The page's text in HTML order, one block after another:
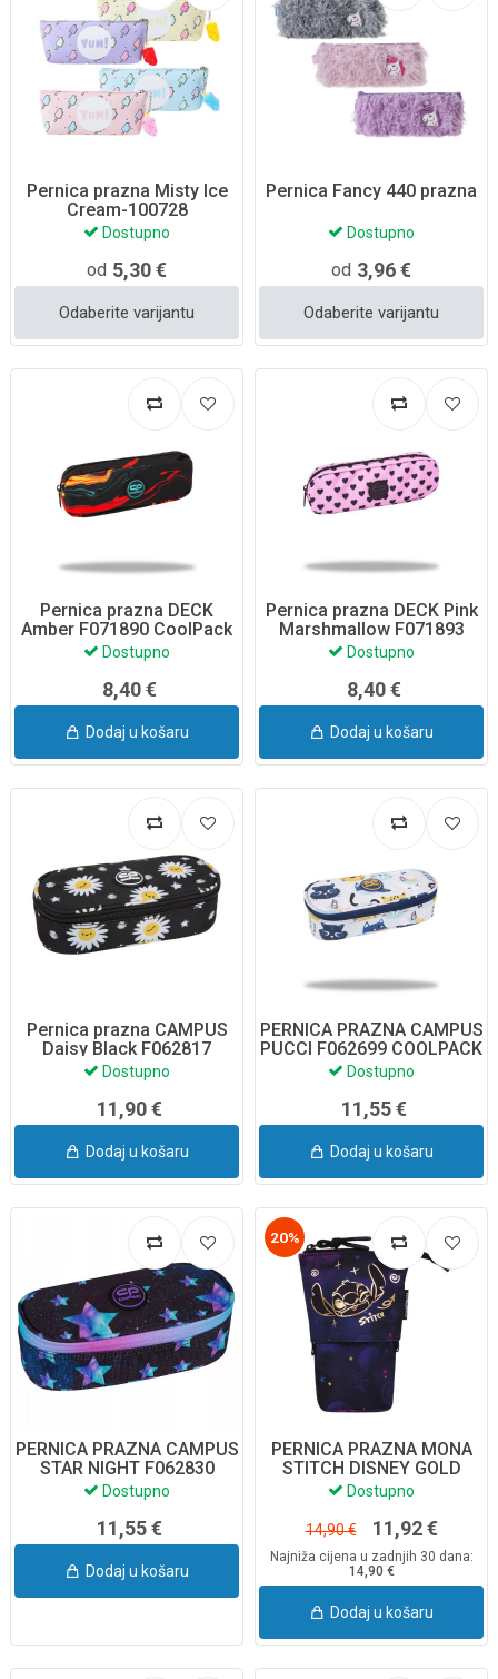
Pernica prazna Misty Ice
Cream-100728
Dostupno
od 5,30 €
Odaberite varijantu
Pernica Fancy 440 prazna
Dostupno
od 3,96 €
Odaberite varijantu
Pernica prazna DECK
Amber F071890 CoolPack
Dostupno
8,40 €
Dodaj u košaru
Pernica prazna DECK Pink
Marshmallow F071893
CoolPack
Dostupno
8,40 €
Dodaj u košaru
Pernica prazna CAMPUS
Daisy Black F062817
CoolPack
Dostupno
11,90 €
Dodaj u košaru
PERNICA PRAZNA CAMPUS
PUCCI F062699 COOLPACK
Dostupno
11,55 €
Dodaj u košaru
PERNICA PRAZNA CAMPUS
STAR NIGHT F062830
COOLPACK
Dostupno
11,55 €
Dodaj u košaru
20%
PERNICA PRAZNA MONA
STITCH DISNEY GOLD
F143948
Dostupno
14,90 € 11,92 €
Najniža cijena u zadnjih 30 dana:
14,90 €
Dodaj u košaru